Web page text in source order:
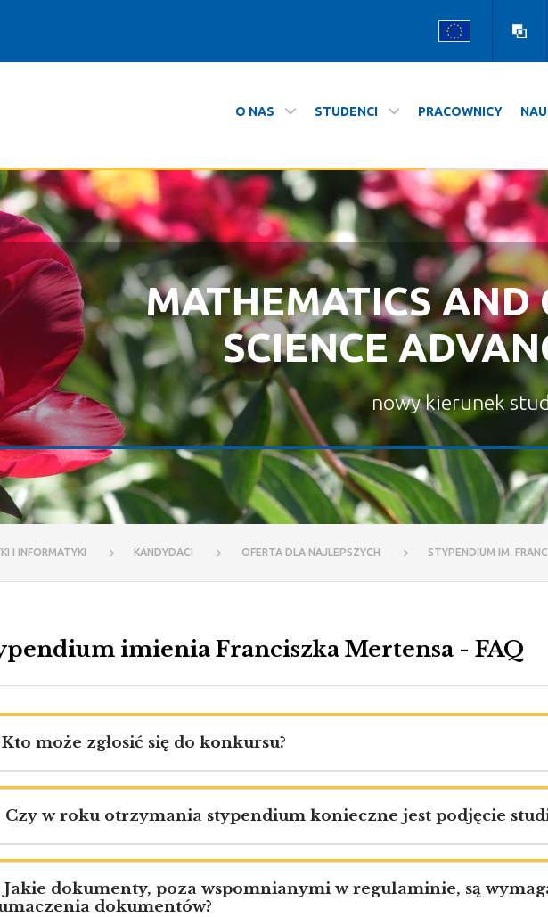
O NAS STUDENCI PRACOWNICY
MATHEMATICS AND
SCIENCE
nowy kierunek
ZAPRASZAMY NA
I INFORMATYKI KANDYDACI OFERTA DLA NAJLEPSZYCH STYPENDIUM IM.
imienia Franciszka Mertensa - FAQ
Kto może zgłosić się do konkursu?
Czy w roku otrzymania stypendium konieczne jest podjęcie
Jakie dokumenty, poza wspomnianymi w regulaminie, są
dokumentów?